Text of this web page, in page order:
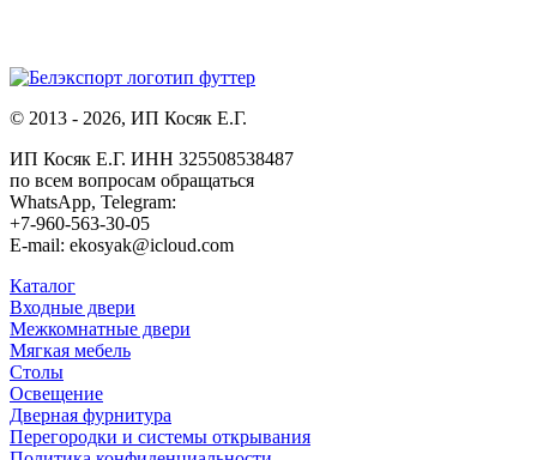
© 2013 - 2026, ИП Косяк Е.Г.
ИП Косяк Е.Г. ИНН 325508538487
по всем вопросам обращаться
WhatsApp, Telegram:
+7-960-563-30-05
E-mail: ekosyak@icloud.com
Каталог
Входные двери
Межкомнатные двери
Мягкая мебель
Столы
Освещение
Дверная фурнитура
Перегородки и системы открывания